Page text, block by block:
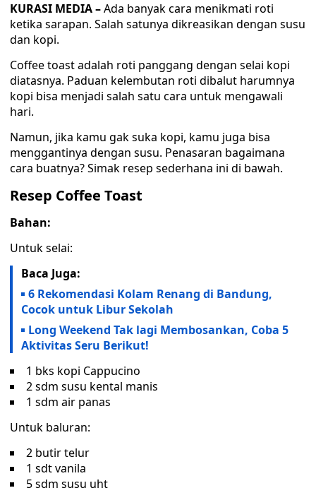
KURASI MEDIA –Ada banyak cara menikmati roti
ketika sarapan. Salah satunya dikreasikan dengan susu
dan kopi.
Coffee toast adalah roti panggang dengan selai kopi
diatasnya. Paduan kelembutan roti dibalut harumnya
kopi bisa menjadi salah satu cara untuk mengawali
hari.
Namun, jika kamu gak suka kopi, kamu juga bisa
menggantinya dengan susu. Penasaran bagaimana
cara buatnya? Simak resep sederhana ini di bawah.
Resep Coffee Toast
Bahan:
Untuk selai:
Baca Juga:
6 Rekomendasi Kolam Renang di Bandung,
Cocok untuk Libur Sekolah
Long Weekend Tak lagi Membosankan, Coba 5
Aktivitas Seru Berikut!
1 bks kopi Cappucino
2 sdm susu kental manis
1 sdm air panas
Untuk baluran:
2 butir telur
1 sdt vanila
5 sdm susu uht